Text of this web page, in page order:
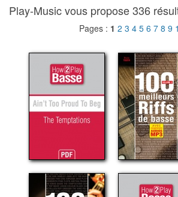
Play-Music vous propose 336
Pages : 1 2 3 4 5 6 7 8 9